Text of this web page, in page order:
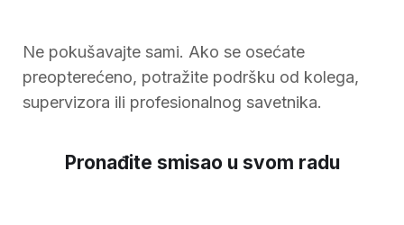
Ne pokušavajte sami. Ako se osećate
preopterećeno, potražite podršku od kolega,
supervizora ili profesionalnog savetnika.
Pronađite smisao u svom radu